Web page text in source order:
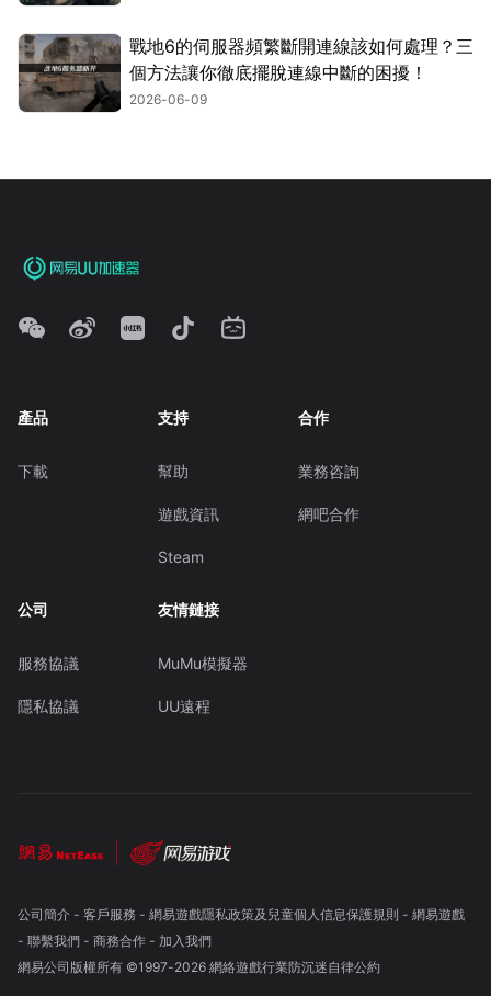
戰地6的伺服器頻繁斷開連線該如何處理？三
個方法讓你徹底擺脫連線中斷的困擾！
2026-06-09
產品
下載
支持
幫助
遊戲資訊
Steam
合作
業務咨詢
網吧合作
公司
服務協議
隱私協議
友情鏈接
MuMu模擬器
UU遠程
公司簡介- 客戶服務 - 網易遊戲隱私政策及兒童個人信息保護規則 - 網易遊戲
- 聯繫我們- 商務合作- 加入我們
網易公司版權所有 ©1997-2026 網絡遊戲行業防沉迷自律公約